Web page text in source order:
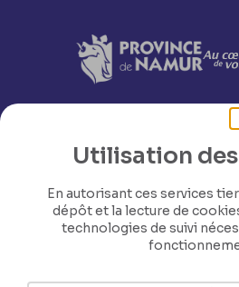
Utilisation
En autorisant ces services
dépôt et la lecture de
technologies de suivi